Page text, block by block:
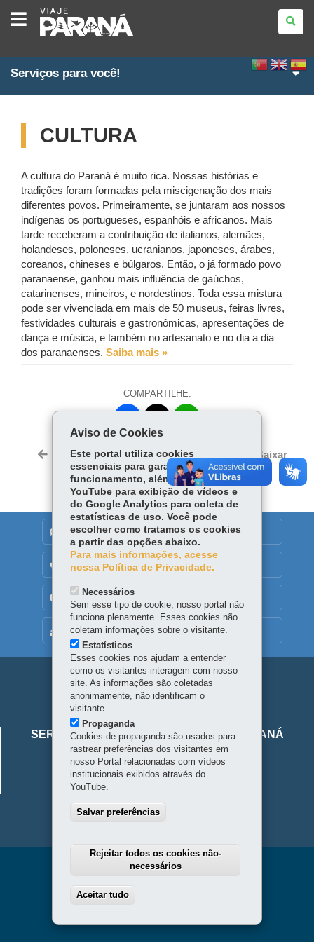
VIAJE
PARANÁ
Serviços para você!
CULTURA
A cultura do Paraná é muito rica. Nossas histórias e
tradições foram formadas pela miscigenação dos mais
diferentes povos. Primeiramente, se juntaram aos nossos
indígenas os portugueses, espanhóis e africanos. Mais
tarde receberam a contribuição de italianos, alemães,
holandeses, poloneses, ucranianos, japoneses, árabes,
coreanos, chineses e búlgaros. Então, o já formado povo
paranaense, ganhou mais influência de gaúchos,
catarinenses, mineiros, e nordestinos. Toda essa mistura
pode ser vivenciada em mais de 50 museus, feiras livres,
festividades culturais e gastronômicas, apresentações de
dança e música, e também no artesanato e no dia a dia
dos paranaenses. Saiba mais »
COMPARTILHE:
ce
bo
ok
itt
er
Ap
p
Voltar Início Imprimir Baixar
MAPA DO SITE
DENUNCIE CORRUPÇÃO
OUVIDORIA
TRANSPARÊNCIA INSTITUCIONAL
Navegação
principal
Viaje
Parana
SERVIÇO SOCIAL AUTÔNOMO VIAJE PARANÁ
Alameda Júlia da Costa, 64 - São Francisco
80410-070 -Curitiba-PR- Localize
Horário de atendimento: 8h30 a 18h
Aviso de Cookies
Este portal utiliza cookies
essenciais para garantir seu
funcionamento, além de cookies do
YouTube para exibição de vídeos e
do Google Analytics para coleta de
estatísticas de uso. Você pode
escolher como tratamos os cookies
a partir das opções abaixo.
Para mais informações, acesse
nossa Política de Privacidade.
Necessários
Sem esse tipo de cookie, nosso portal não
funciona plenamente. Esses cookies não
coletam informações sobre o visitante.
Estatísticos
Esses cookies nos ajudam a entender
como os visitantes interagem com nosso
site. As informações são coletadas
anonimamente, não identificam o
visitante.
Propaganda
Cookies de propaganda são usados para
rastrear preferências dos visitantes em
nosso Portal relacionadas com vídeos
institucionais exibidos através do
YouTube.
Salvar preferências
Rejeitar todos os cookies não-
necessários
Aceitar tudo